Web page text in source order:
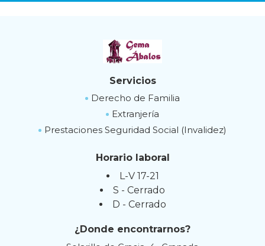
Servicios
Derecho de Familia
Extranjería
Prestaciones Seguridad Social (Invalidez)
Horario laboral
L-V 17-21
S - Cerrado
D - Cerrado
¿Donde encontrarnos?